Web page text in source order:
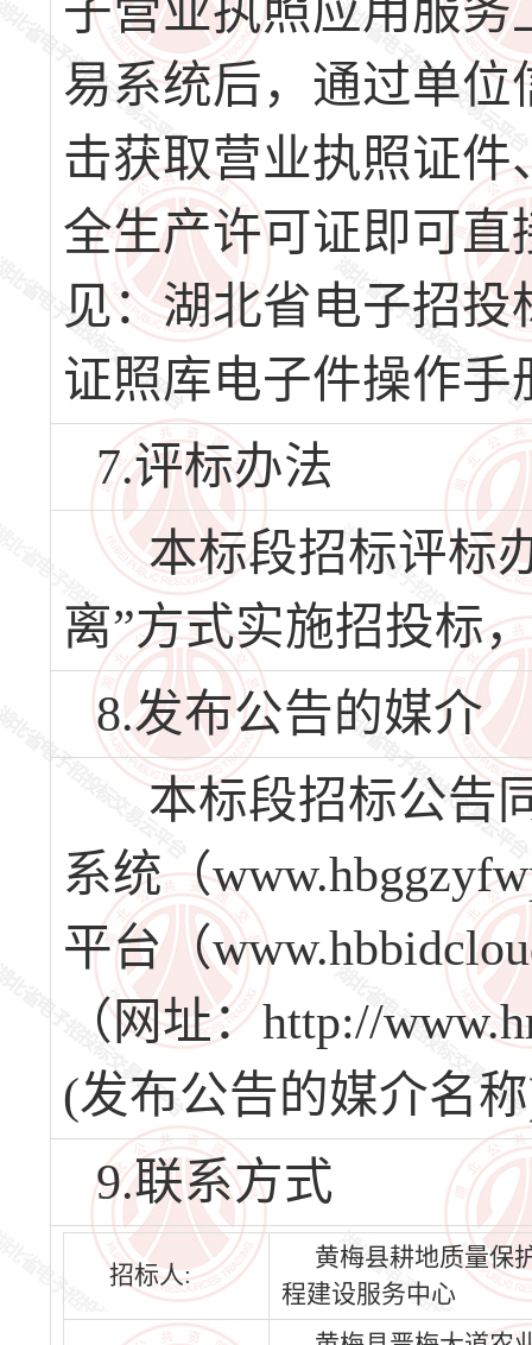
子营业执照应用服
易系统后，通过单
击获取营业执照证
全生产许可证即可
见：湖北省电子招
证照库电子件操作手
7.评标办法
本标段招标评标
离”方式实施招投标
8.发布公告的媒介
本标段招标公告
系统（
平台（
（网址：http://
(发布公告的媒介名
9.联系方式
招标人:
黄梅县耕地质量保
程建设服务中心